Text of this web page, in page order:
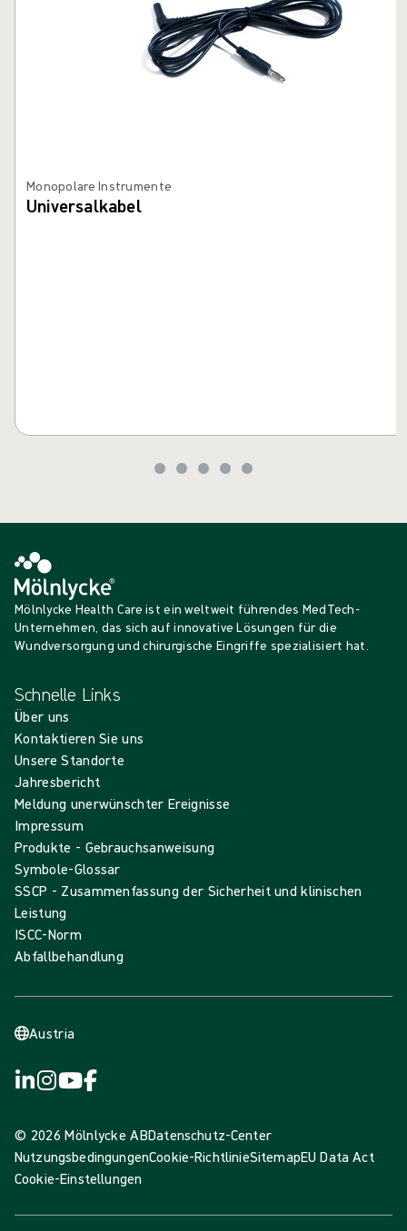
Monopolare Instrumente
Universalkabel
Mölnlycke Health Care ist ein weltweit führendes MedTech-
Unternehmen, das sich auf innovative Lösungen für die
Wundversorgung und chirurgische Eingriffe spezialisiert hat.
Schnelle Links
Über uns
Kontaktieren Sie uns
Unsere Standorte
Jahresbericht
Meldung unerwünschter Ereignisse
Impressum
Produkte - Gebrauchsanweisung
Symbole-Glossar
SSCP - Zusammenfassung der Sicherheit und klinischen
Leistung
ISCC-Norm
Abfallbehandlung
Austria
© 2026 Mölnlycke ABDatenschutz-Center
NutzungsbedingungenCookie-RichtlinieSitemapEU Data Act
Cookie-Einstellungen